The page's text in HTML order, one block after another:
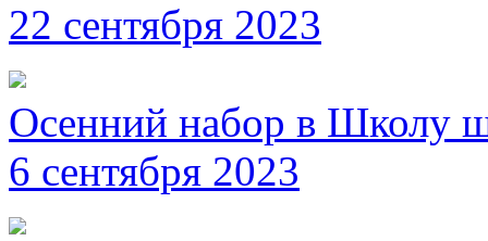
22 сентября 2023
Осенний набор в Школу
6 сентября 2023